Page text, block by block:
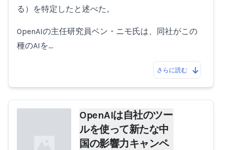
る）を特定したと述べた。
OpenAIの主任研究員ベン・ニモ氏は、同社がこの
種のAIを…
さらに読む
OpenAIは自社のツー
ルを使って新たな中
国の影響力キャンペ